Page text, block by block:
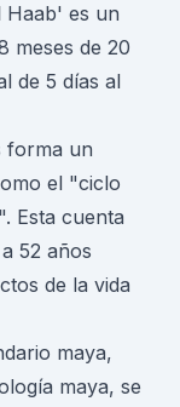
Haab' es un
meses de 20
de 5 días al
forma un
el "ciclo
Esta cuenta
52 años
de la vida
maya,
maya, se